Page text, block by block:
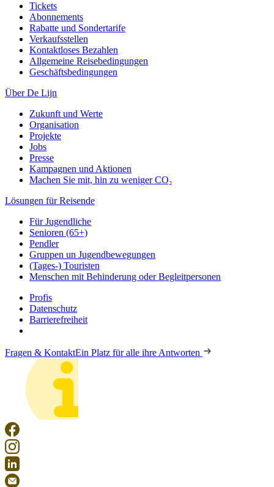
Tickets
Abonnements
Rabatte und Sondertarife
Verkaufsstellen
Kontaktloses Bezahlen
Allgemeine Reisebedingungen
Geschäftsbedingungen
Über De Lijn
Zukunft und Werte
Organisation
Projekte
Jobs
Presse
Kampagnen und Aktionen
Machen Sie mit, hin zu weniger CO₂
Lösungen für Reisende
Für Jugendliche
Senioren (65+)
Pendler
Gruppen un Jugendbewegungen
(Tages-) Touristen
Menschen mit Behinderung oder Begleitpersonen
Profis
Datenschutz
Barrierefreiheit
Fragen & KontaktEin Platz für alle ihre Antworten